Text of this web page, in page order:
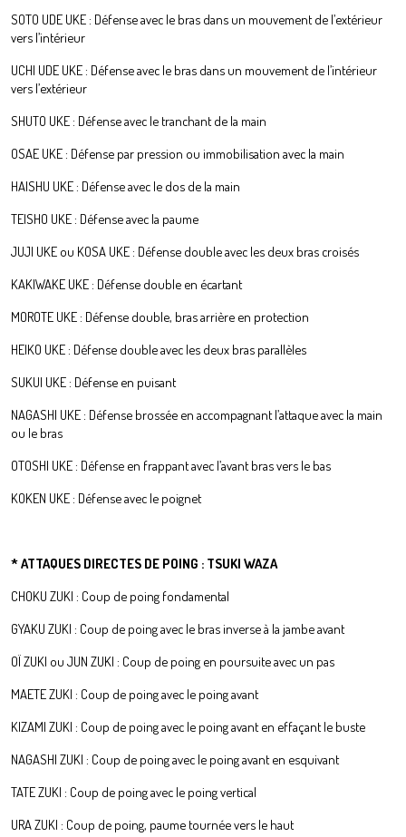
SOTO UDE UKE : Défense avec le bras dans un mouvement de l’extérieur
vers l’intérieur
UCHI UDE UKE : Défense avec le bras dans un mouvement de l’intérieur
vers l’extérieur
SHUTO UKE : Défense avec le tranchant de la main
OSAE UKE : Défense par pression ou immobilisation avec la main
HAISHU UKE : Défense avec le dos de la main
TEISHO UKE : Défense avec la paume
JUJI UKE ou KOSA UKE : Défense double avec les deux bras croisés
KAKIWAKE UKE : Défense double en écartant
MOROTE UKE : Défense double, bras arrière en protection
HEIKO UKE : Défense double avec les deux bras parallèles
SUKUI UKE : Défense en puisant
NAGASHI UKE : Défense brossée en accompagnant l’attaque avec la main
ou le bras
OTOSHI UKE : Défense en frappant avec l’avant bras vers le bas
KOKEN UKE : Défense avec le poignet
* ATTAQUES DIRECTES DE POING : TSUKI WAZA
CHOKU ZUKI : Coup de poing fondamental
GYAKU ZUKI : Coup de poing avec le bras inverse à la jambe avant
OÏ ZUKI ou JUN ZUKI : Coup de poing en poursuite avec un pas
MAETE ZUKI : Coup de poing avec le poing avant
KIZAMI ZUKI : Coup de poing avec le poing avant en effaçant le buste
NAGASHI ZUKI : Coup de poing avec le poing avant en esquivant
TATE ZUKI : Coup de poing avec le poing vertical
URA ZUKI : Coup de poing, paume tournée vers le haut